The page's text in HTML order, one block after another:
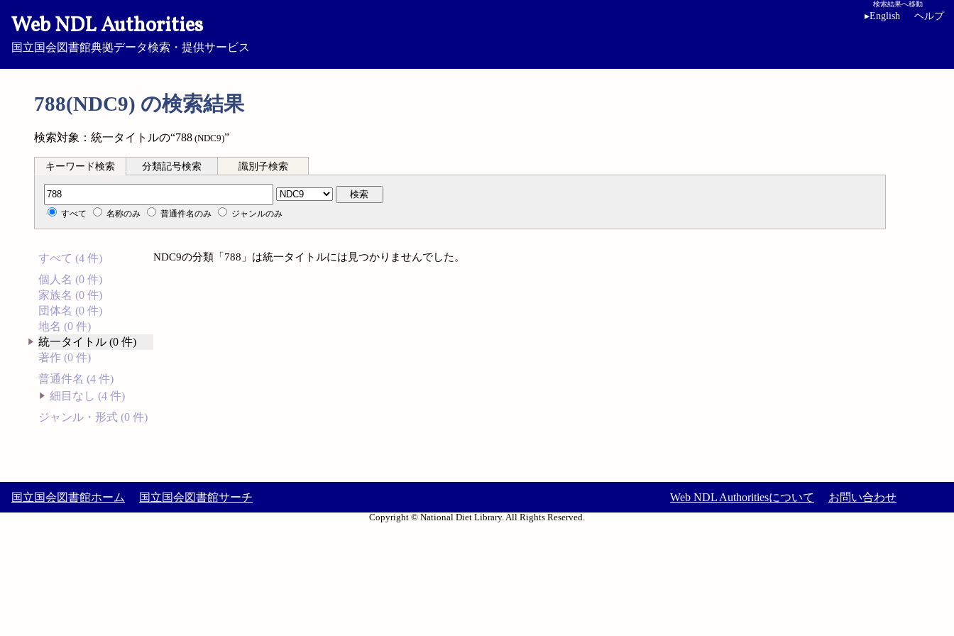
Web NDL Authorities
国立国会図書館典拠データ検索・提供サービス
検索結果へ移動
▸English ヘルプ
788(NDC9) の検索結果
検索対象：統一タイトルの“788 (NDC9)”
キーワード検索 分類記号検索 識別子検索
分類記号検索 検索
すべて 名称のみ 普通件名のみ ジャンルのみ
すべて (4 件)
個人名 (0 件)
家族名 (0 件)
団体名 (0 件)
地名 (0 件)
統一タイトル (0 件)
著作 (0 件)
普通件名 (4 件)
細目なし (4 件)
ジャンル・形式 (0 件)
NDC9の分類「788」は統一タイトルには見つかりませんでした。
国立国会図書館ホーム 国立国会図書館サーチ Web NDL Authoritiesについて お問い合わせ
Copyright © National Diet Library. All Rights Reserved.